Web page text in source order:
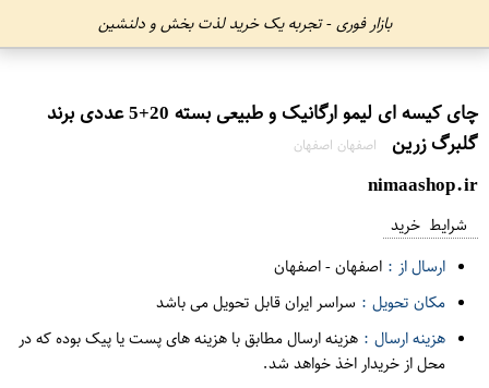
بازار فوری - تجربه یک خرید لذت بخش و دلنشین
چای کیسه ای لیمو ارگانیک و طبیعی بسته 20+5 عددی برند
گلبرگ زرین
اصفهان اصفهان
nimaashop.ir
شرایط خرید
ارسال از : اصفهان-اصفهان
مکان تحویل : سراسر ایران قابل تحویل می باشد
هزینه ارسال : هزینه ارسال مطابق با هزینه های پست یا پیک بوده که در
محل از خریدار اخذ خواهد شد.